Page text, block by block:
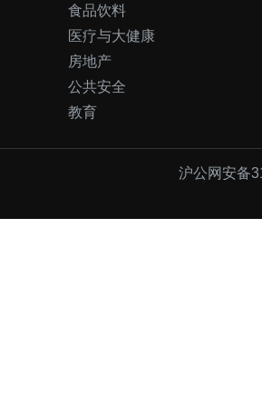
食品饮料
医疗与大健康
房地产
公共安全
教育
沪公网安备